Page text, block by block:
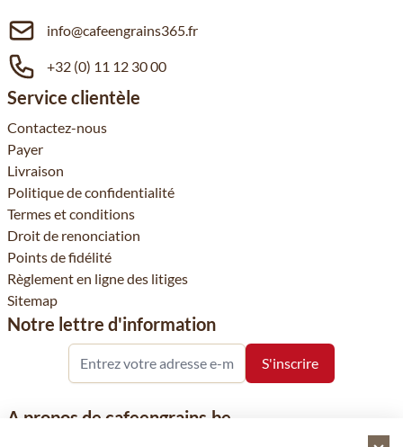
info@cafeengrains365.fr
+32 (0) 11 12 30 00
Service clientèle
Contactez-nous
Payer
Livraison
Politique de confidentialité
Termes et conditions
Droit de renonciation
Points de fidélité
Règlement en ligne des litiges
Sitemap
Notre lettre d'information
A propos de cafeengrains.be